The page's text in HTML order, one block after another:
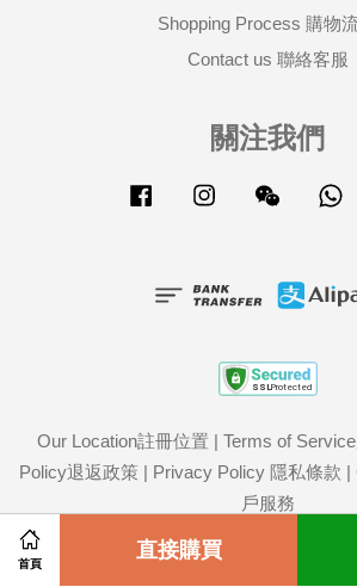
首頁
直接購買
Shopping Process 購物
Contact us 聯絡客服
關注我們
Facebook Instagram Wechat
Our Location註冊位置 | Terms of
Policy退返政策 | Privacy Policy 隱私條款 |
戶服務
Share on Facebook